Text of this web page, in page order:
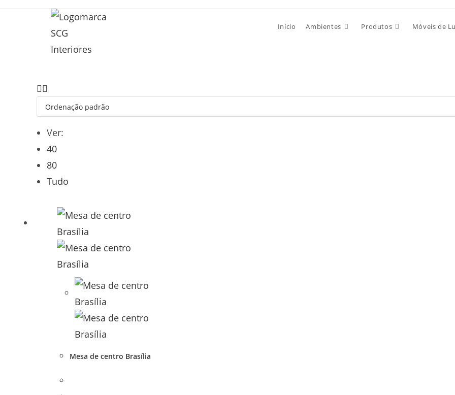
Início Ambientes Produtos Móveis de
Ver:
40
80
Tudo
Mesa de centro Brasília